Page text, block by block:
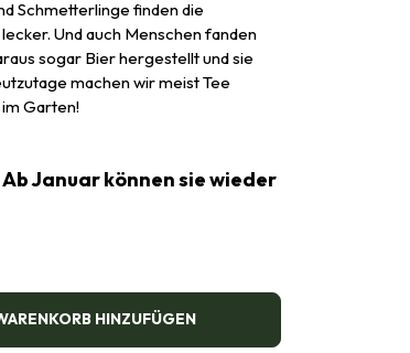
Schmetterlinge finden die
Und auch Menschen fanden
sogar Bier hergestellt und sie
machen wir meist Tee
Garten!
Januar können sie wieder
HINZUFÜGEN